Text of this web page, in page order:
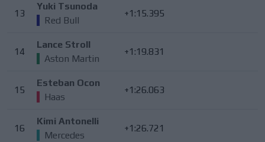
13
Yuki Tsunoda
Red Bull
+1:15.395
14
Lance Stroll
Aston Martin
+1:19.831
15
Esteban Ocon
Haas
+1:26.063
16
Kimi Antonelli
Mercedes
+1:26.721